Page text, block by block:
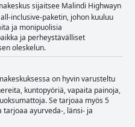
sijaitsee Malindi Highwayn
inclusive-paketin, johon kuuluu
ja monipuolisia
ja perheystävälliset
oleskelun.
on hyvin varusteltu
kuntopyöriä, vapaita painoja,
Se tarjoaa myös 5
tarjoaa ayurveda-, länsi- ja